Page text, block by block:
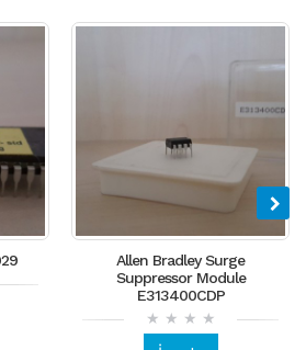
Allen Bradley Surge
Suppressor Module
E313400CDP